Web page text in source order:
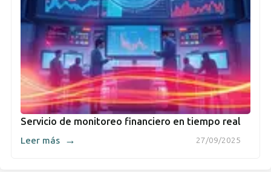
Servicio de monitoreo financiero en tiempo real
27/09/2025
Leer más →